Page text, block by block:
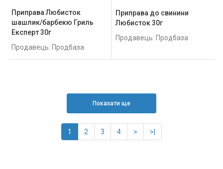
Приправа Любисток
шашлик/барбекю Гриль
Експерт 30г
Продавець: Продбаза
Приправа до свинини
Любисток 30г
Продавець: Продбаза
Показати ще
1 2 3 4 > >|